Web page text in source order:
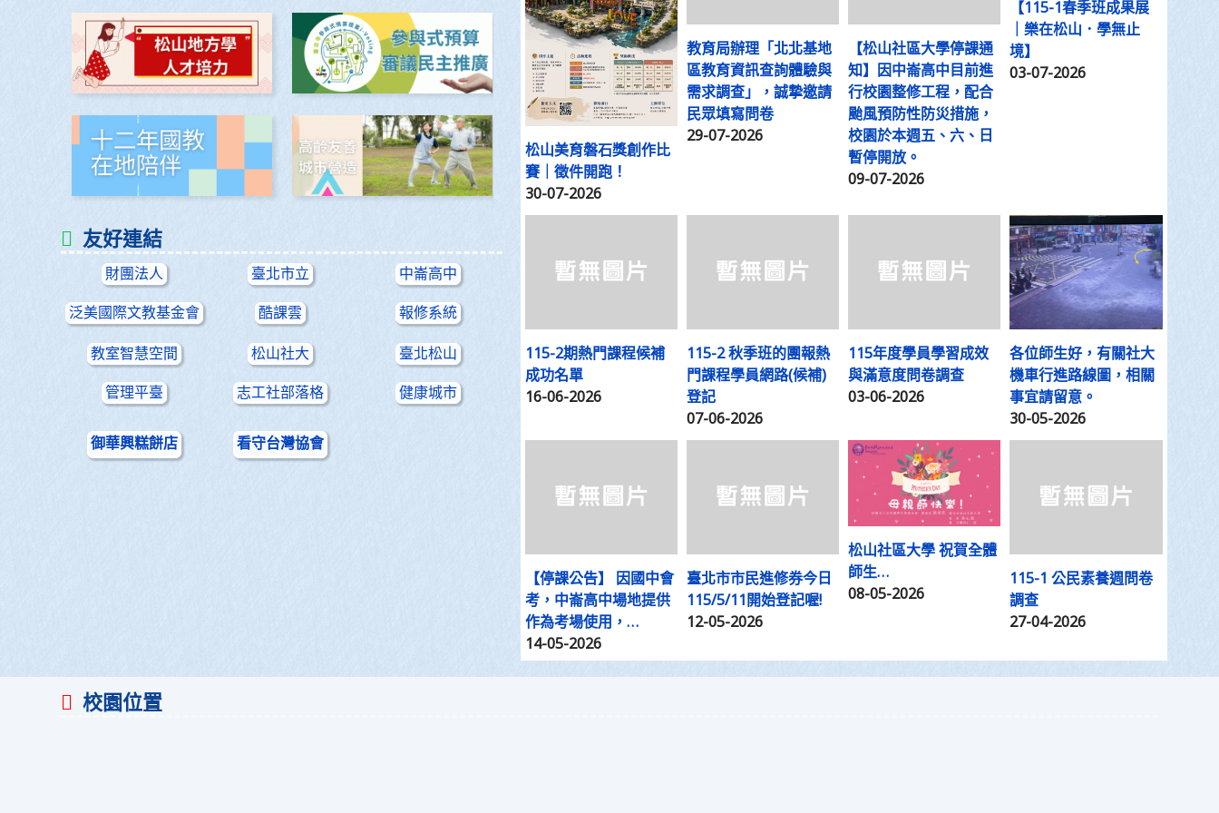
友好連結
財團法人
泛美國際文教基金會
臺北市立
酷課雲
中崙高中
報修系統
教室智慧空間
管理平臺
松山社大
志工社部落格
臺北松山
健康城市
御華興糕餅店 看守台灣協會
松山美育磐石獎創作比
賽｜徵件開跑！
30-07-2026
教育局辦理「北北基地
區教育資訊查詢體驗與
需求調查」，誠摯邀請
民眾填寫問卷
29-07-2026
【松山社區大學停課通
知】因中崙高中目前進
行校園整修工程，配合
颱風預防性防災措施，
校園於本週五、六、日
暫停開放。
09-07-2026
【115-1春季班成果展
｜樂在松山．學無止
境】
03-07-2026
115-2期熱門課程候補
成功名單
16-06-2026
115-2 秋季班的團報熱
門課程學員網路(候補)
登記
07-06-2026
115年度學員學習成效
與滿意度問卷調查
03-06-2026
各位師生好，有關社大
機車行進路線圖，相關
事宜請留意。
30-05-2026
【停課公告】 因國中會
考，中崙高中場地提供
作為考場使用，…
14-05-2026
臺北市市民進修券今日
115/5/11開始登記喔!
12-05-2026
松山社區大學 祝賀全體
師生…
08-05-2026
115-1 公民素養週問卷
調查
27-04-2026
校園位置